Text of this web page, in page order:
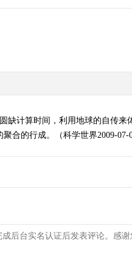
缺计算时间，利用地球的自传
合的行成。（科学世界2009-07-